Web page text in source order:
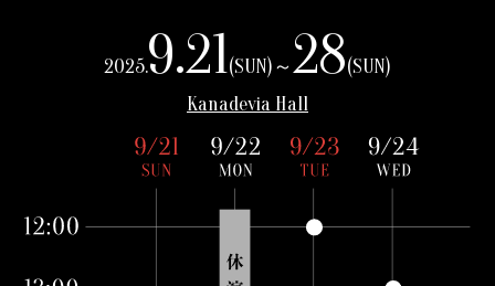
2025.9.21(SUN)～28(SUN)
Kanadevia Hall